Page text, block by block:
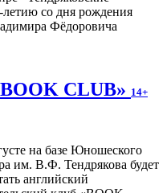
со дня рождения
Фёдоровича
CLUB» 14+
на базе Юношеского
им. В.Ф. Тендрякова будет
английский